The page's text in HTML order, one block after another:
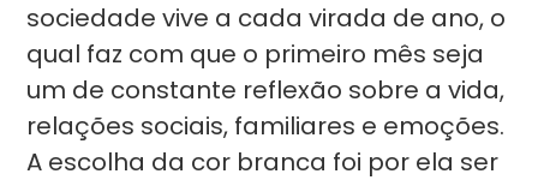
sociedade vive a cada virada de ano, o
qual faz com que o primeiro mês seja
um de constante reflexão sobre a vida,
relações sociais, familiares e emoções.
A escolha da cor branca foi por ela ser